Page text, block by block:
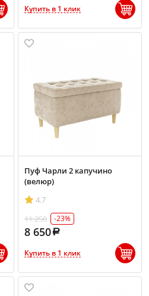
Купить в 1 клик
Пуф Чарли 2 капучино
(велюр)
4.7
11 250
-23%
8 650
Купить в 1 клик